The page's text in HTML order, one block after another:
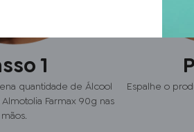
1
quantidade de Álcool
Farmax 90g nas
mãos.
Espalhe o